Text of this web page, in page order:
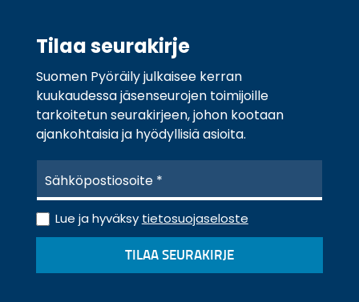
Tilaa seurakirje
Suomen Pyöräily julkaisee kerran
kuukaudessa jäsenseurojen toimijoille
tarkoitetun seurakirjeen, johon kootaan
ajankohtaisia ja hyödyllisiä asioita.
h
k
ö
s
T
i
o
Lue ja hyväksy tietosuojaseloste
TILAA SEURAKIRJE